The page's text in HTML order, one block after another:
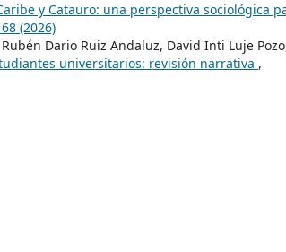
y Catauro: una perspectiva sociológica
(2026)
Dario Ruiz Andaluz, David Inti Luje
universitarios: revisión narrativa ,